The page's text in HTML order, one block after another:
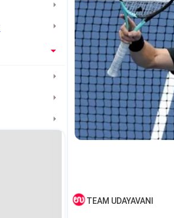
TEAM UDAYAVANI